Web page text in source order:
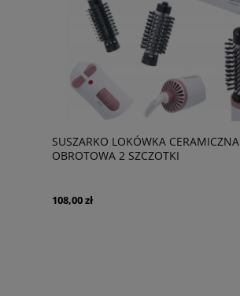
SUSZARKO LOKÓWKA CERAMICZNA
OBROTOWA 2 SZCZOTKI
108,00 zł